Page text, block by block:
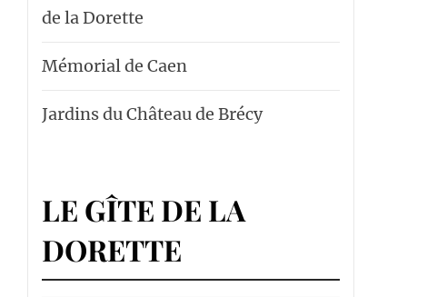
de la Dorette
Mémorial de Caen
Jardins du Château de Brécy
LE GÎTE DE LA
DORETTE